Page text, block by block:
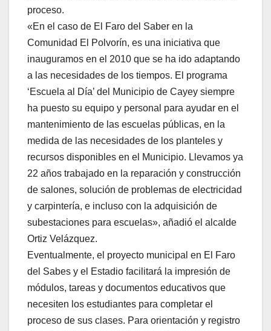
proceso.
«En el caso de El Faro del Saber en la
Comunidad El Polvorín, es una iniciativa que
inauguramos en el 2010 que se ha ido adaptando
a las necesidades de los tiempos. El programa
‘Escuela al Día’ del Municipio de Cayey siempre
ha puesto su equipo y personal para ayudar en el
mantenimiento de las escuelas públicas, en la
medida de las necesidades de los planteles y
recursos disponibles en el Municipio. Llevamos ya
22 años trabajado en la reparación y construcción
de salones, solución de problemas de electricidad
y carpintería, e incluso con la adquisición de
subestaciones para escuelas», añadió el alcalde
Ortiz Velázquez.
Eventualmente, el proyecto municipal en El Faro
del Sabes y el Estadio facilitará la impresión de
módulos, tareas y documentos educativos que
necesiten los estudiantes para completar el
proceso de sus clases. Para orientación y registro